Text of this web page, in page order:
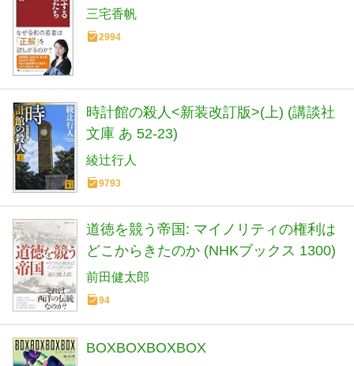
三宅香帆
2994
時計館の殺人<新装改訂版>(上) (講談社
文庫 あ 52-23)
綾辻行人
9793
道徳を競う帝国: マイノリティの権利は
どこからきたのか (NHKブックス 1300)
前田健太郎
94
BOXBOXBOXBOX